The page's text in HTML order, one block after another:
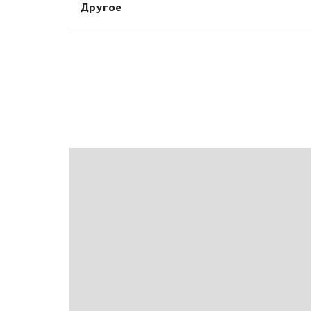
Мультимедиа система для задних
Вентиляция задних сидений
Люк
Другое